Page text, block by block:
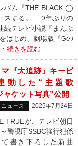
バム『THE BLACK ◯
スする。 9年ぶりの
続テレビ小説『まんぷ
はじめ、劇場版『Gの
続きを読む
マ『大追跡』キービ
動した“主題歌
ャケット写真”公開
ニュース 2025年7月24日
TRUEが、テレビ朝日
警視庁SSBC強行犯係
書き下ろした新曲